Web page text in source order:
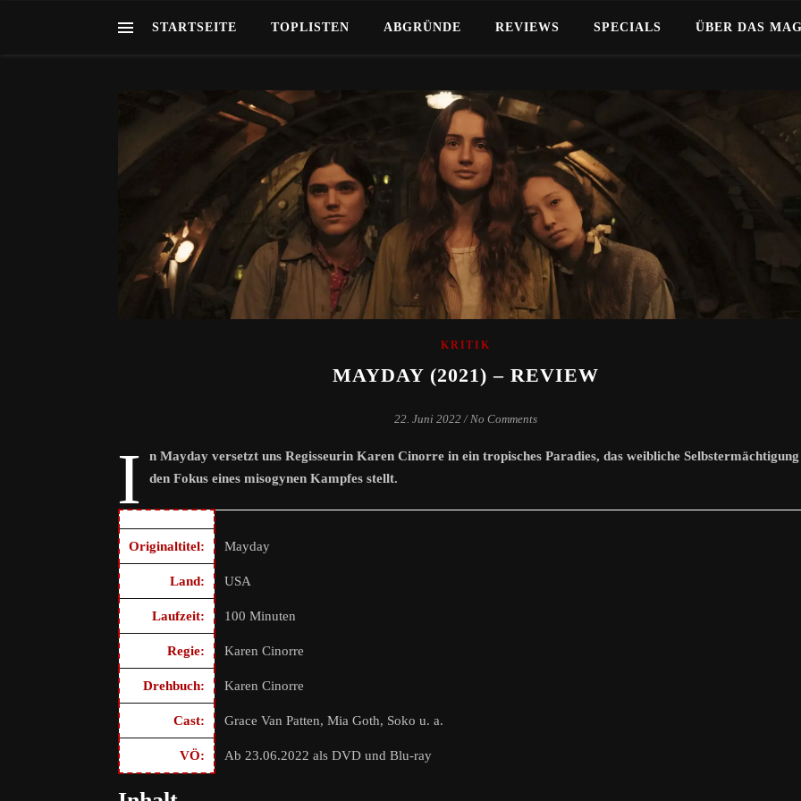
STARTSEITE TOPLISTEN ABGRÜNDE REVIEWS SPECIALS ÜBER DAS
KRITIK
MAYDAY (2021) – REVIEW
22. Juni 2022 / No Comments
I
n Mayday versetzt uns Regisseurin Karen Cinorre in ein tropisches Paradies, das weibliche
den Fokus eines misogynen Kampfes stellt.
Originaltitel: Mayday
Land: USA
Laufzeit: 100 Minuten
Regie: Karen Cinorre
Drehbuch: Karen Cinorre
Cast: Grace Van Patten, Mia Goth, Soko u. a.
VÖ: Ab 23.06.2022 als DVD und Blu-ray